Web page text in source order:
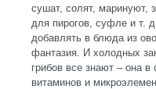
сушат, солят, маринуют,
для пирогов, суфле и т.
добавлять в блюда из
фантазия. И холодных
грибов все знают – она
витаминов и